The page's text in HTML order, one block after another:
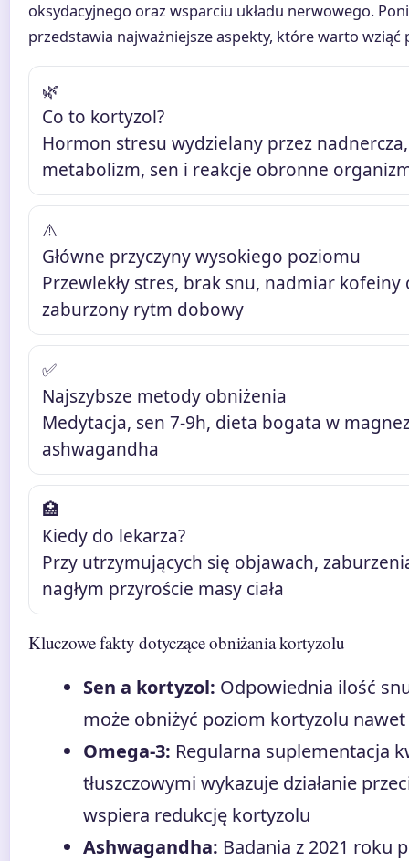
oksydacyjnego oraz wsparciu układu nerwowego.
przedstawia najważniejsze aspekty, które warto wziąć
🌿
Co to kortyzol?
Hormon stresu wydzielany przez
metabolizm, sen i reakcje obronne
⚠️
Główne przyczyny wysokiego poziomu
Przewlekły stres, brak snu, nadmiar kofeiny
zaburzony rytm dobowy
✅
Najszybsze metody obniżenia
Medytacja, sen 7-9h, dieta bogata w
ashwagandha
🏥
Kiedy do lekarza?
Przy utrzymujących się objawach,
nagłym przyroście masy ciała
Kluczowe fakty dotyczące obniżania kortyzolu
Sen a kortyzol: Odpowiednia ilość
może obniżyć poziom kortyzolu nawet
Omega-3: Regularna suplementacja
tłuszczowymi wykazuje działanie
wspiera redukcję kortyzolu
Ashwagandha: Badania z 2021 roku